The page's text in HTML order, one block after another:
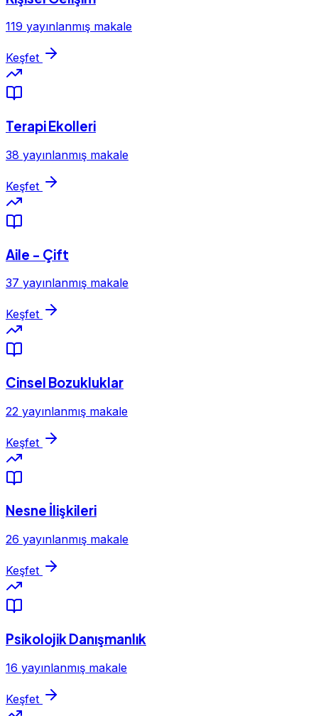
119 yayınlanmış makale
Keşfet
Terapi Ekolleri
38 yayınlanmış makale
Keşfet
Aile - Çift
37 yayınlanmış makale
Keşfet
Cinsel Bozukluklar
22 yayınlanmış makale
Keşfet
Nesne İlişkileri
26 yayınlanmış makale
Keşfet
Psikolojik Danışmanlık
16 yayınlanmış makale
Keşfet